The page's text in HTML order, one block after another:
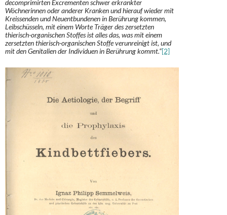
decomprimirten Excrementen schwer erkrankter
Wöchnerinnen oder anderer Kranken und hierauf wieder mit
Kreissenden und Neuentbundenen in Berührung kommen,
Leibschüsseln, mit einem Worte Träger des zersetzten
thierisch-organischen Stoffes ist alles das, was mit einem
zersetzten thierisch-organischen Stoffe verunreinigt ist, und
mit den Genitalien der Individuen in Berührung kommt.“[2]